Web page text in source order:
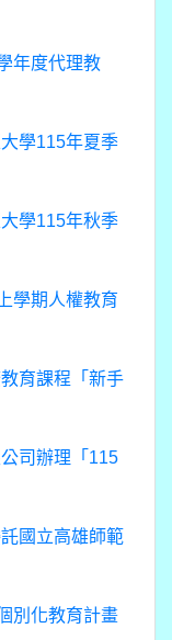
年度代理教
學115年夏季
學115年秋季
學期人權教育
育課程「新手
司辦理「115
國立高雄師範
別化教育計畫